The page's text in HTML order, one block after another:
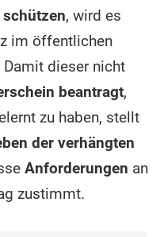
, wird es
im öffentlichen
Damit dieser nicht
beantragt,
zu haben, stellt
der verhängten
Anforderungen an
zustimmt.